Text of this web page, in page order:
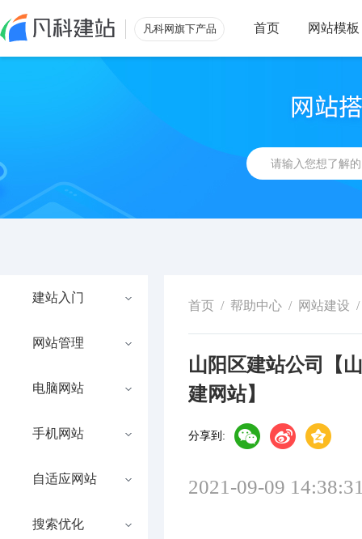
凡科网旗下产品 首页 网站模板
建站入门
网站管理
电脑网站
手机网站
自适应网站
搜索优化
首页 / 帮助中心 / 网站建设 /
山阳区建站公司【
建网站】
分享到:
2021-09-09